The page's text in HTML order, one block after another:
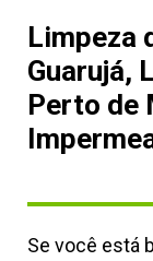
Limpeza
Guarujá,
Perto de
Se você está